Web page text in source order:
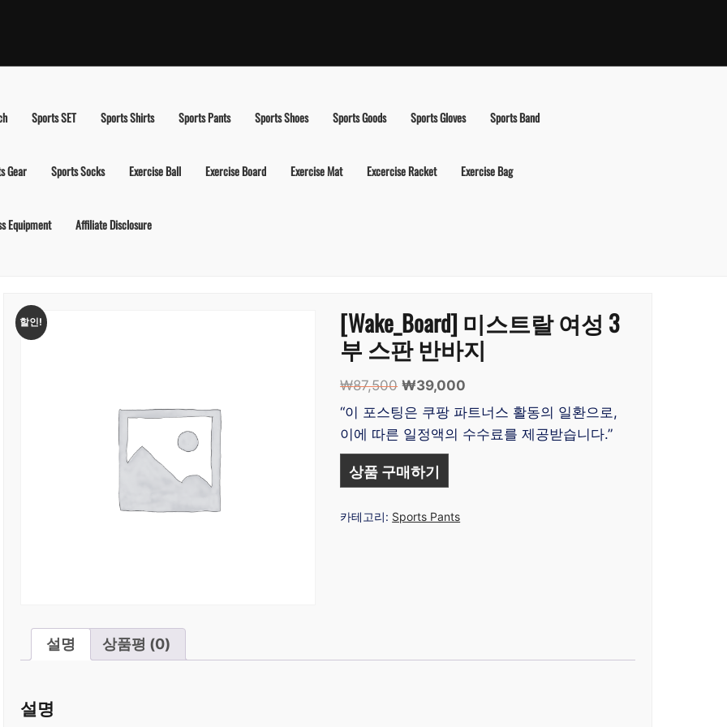
Sports SET Sports Shirts Sports Pants Sports Shoes Sports Goods Sports Gloves Sports Band
Gear Sports Socks Exercise Ball Exercise Board Exercise Mat Excercise Racket Exercise Bag
Equipment Affiliate Disclosure
할인! [Wake_Board] 미스트랄 여성 3
부 스판 반바지
₩87,500 원
래
가
격:
₩87,500.
₩39,000
재
가
격:
“이 포스팅은 쿠팡 파트너스 활동의 일환으로,
이에 따른 일정액의 수수료를 제공받습니다.”
상품 구매하기
카테고리: Sports Pants
설명 상품평 (0)
설명